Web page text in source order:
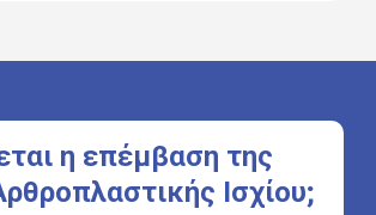
η επέμβαση της
Ισχίου;